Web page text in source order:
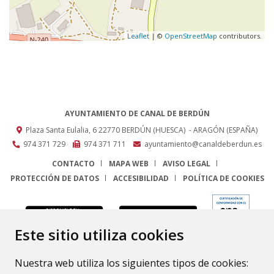
Este sitio utiliza cookies
Nuestra web utiliza los siguientes tipos de cookies:
Leaflet | © OpenStreetMap contributors.
AYUNTAMIENTO DE CANAL DE BERDÚN
Plaza Santa Eulalia, 622770 BERDÚN (HUESCA) - ARAGÓN (ESPAÑA)
974 371 729
974 371 711
ayuntamiento@canaldeberdun.es
CONTACTO
MAPA WEB
AVISO LEGAL
PROTECCIÓN DE DATOS
ACCESIBILIDAD POLÍTICA DE COOKIES